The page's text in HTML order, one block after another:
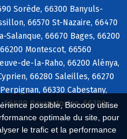
possible, Biocoop utilise
optimale du site, pour
le trafic et la performance
Sorède, 66300 Banyuls-
66570 St-Nazaire, 66470
66670 Bages, 66200
Montescot, 66560
de-la-Raho, 66200 Alénya,
66280 Saleilles, 66270
66330 Cabestany,
66600 Peyrestortes, 66380